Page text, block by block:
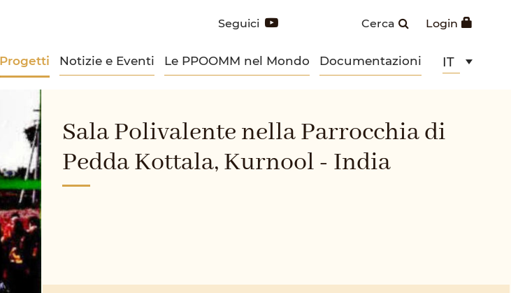
Login
Cerca
Seguici
Progetti Notizie e Eventi Le PPOOMM nel Mondo Documentazioni IT
Sala Polivalente nella Parrocchia di
Pedda Kottala, Kurnool - India